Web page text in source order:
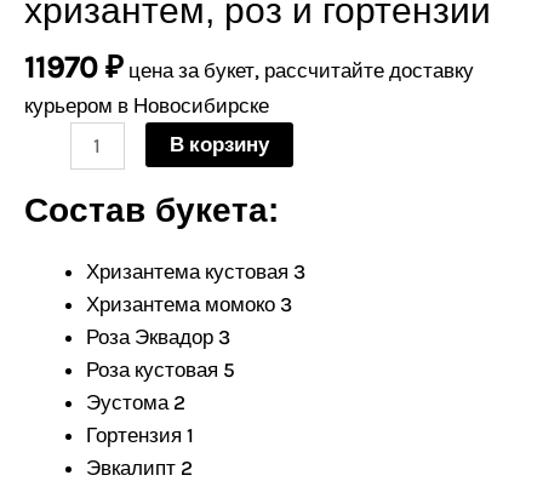
хризантем, роз и гортензии
11970 ₽ цена за букет, рассчитайте доставку
курьером в Новосибирске
Букет
из
хризантем,
гортензии
В корзину
Состав букета:
Хризантема кустовая 3
Хризантема момоко 3
Роза Эквадор 3
Роза кустовая 5
Эустома 2
Гортензия 1
Эвкалипт 2